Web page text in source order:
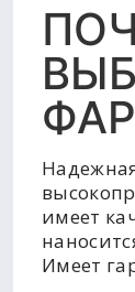
имеет
Имеет